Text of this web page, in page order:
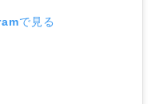
で見る